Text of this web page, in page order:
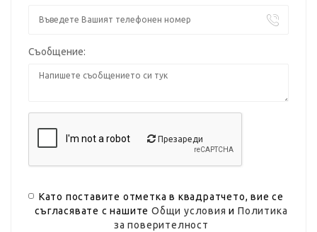
Съобщение:
Презареди
Като поставите отметка в квадратчето, вие се
съгласявате с нашитеОбщи условия иПолитика
за поверителност